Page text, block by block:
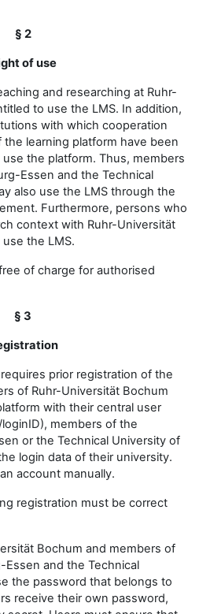
§ 2
of use
and researching at Ruhr-
to use the LMS. In addition,
with which cooperation
learning platform have been
the platform. Thus, members
Essen and the Technical
also use the LMS through the
Furthermore, persons who
context with Ruhr-Universität
the LMS.
of charge for authorised
§ 3
prior registration of the
of Ruhr-Universität Bochum
with their central user
members of the
or the Technical University of
login data of their university.
account manually.
registration must be correct
Bochum and members of
and the Technical
the password that belongs to
receive their own password,